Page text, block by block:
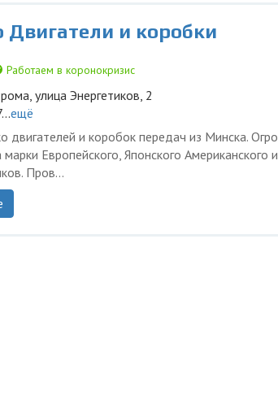
Двигатели и коробки
Работаем в коронокризис
улица Энергетиков, 2
ещё
двигателей и коробок передач из Минска.
Европейского, Японского Американского и
Пров...